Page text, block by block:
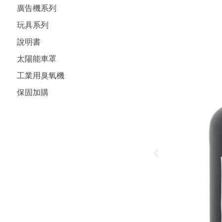
廣告機系列
玩具系列
說明書
太陽能車罩
工業用臭氧機
保固加購